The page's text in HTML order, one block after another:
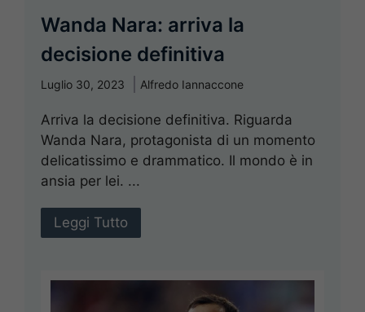
Wanda Nara: arriva la
decisione definitiva
Luglio 30, 2023 Alfredo Iannaccone
Arriva la decisione definitiva. Riguarda
Wanda Nara, protagonista di un momento
delicatissimo e drammatico. Il mondo è in
ansia per lei. ...
Leggi Tutto